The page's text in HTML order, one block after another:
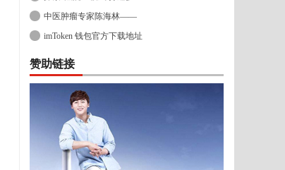
中医肿瘤专家陈海林——
imToken 钱包官方下载地址
赞助链接